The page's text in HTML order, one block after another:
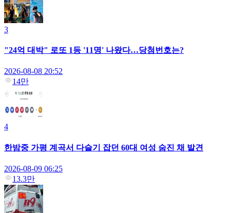
3
"24억 대박" 로또 1등 '11명' 나왔다…당첨번호는?
2026-08-08 20:52
14만
4
한밤중 가평 계곡서 다슬기 잡던 60대 여성 숨진 채 발견
2026-08-09 06:25
13.3만